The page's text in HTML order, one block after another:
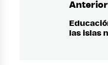
de
Anterior
Entrada
anterior:
las islas